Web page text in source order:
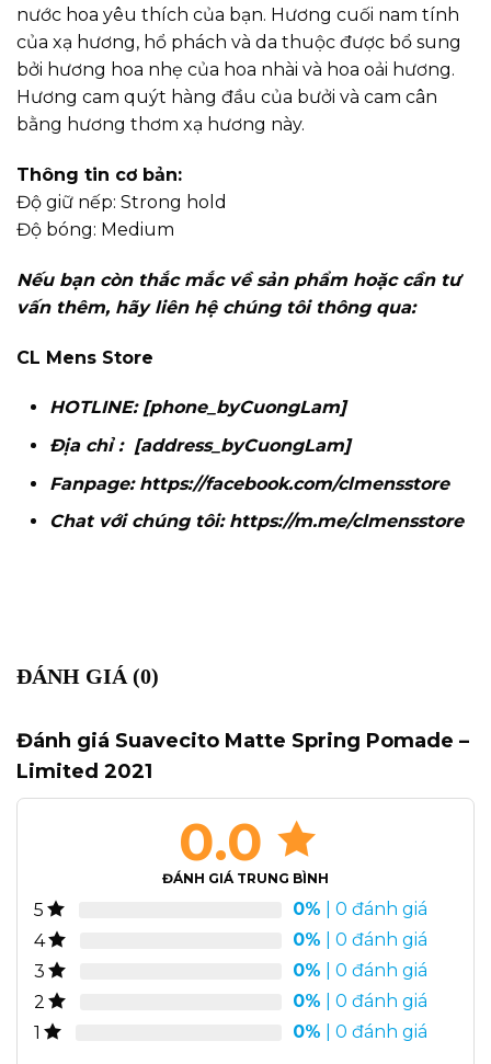
nước hoa yêu thích của bạn. Hương cuối nam tính
của xạ hương, hổ phách và da thuộc được bổ sung
bởi hương hoa nhẹ của hoa nhài và hoa oải hương.
Hương cam quýt hàng đầu của bưởi và cam cân
bằng hương thơm xạ hương này.
Thông tin cơ bản:
Độ giữ nếp: Strong hold
Độ bóng: Medium
Nếu bạn còn thắc mắc về sản phẩm hoặc cần tư
vấn thêm, hãy liên hệ chúng tôi thông qua:
CL Mens Store
HOTLINE: [phone_byCuongLam]
Địa chỉ : [address_byCuongLam]
Fanpage: https://facebook.com/clmensstore
Chat với chúng tôi: https://m.me/clmensstore
ĐÁNH GIÁ (0)
Đánh giá Suavecito Matte Spring Pomade –
Limited 2021
0.0
ĐÁNH GIÁ TRUNG BÌNH
5 0% | 0 đánh giá
4
0% | 0 đánh giá
3
0% | 0 đánh giá
2
0% | 0 đánh giá
1
0% | 0 đánh giá